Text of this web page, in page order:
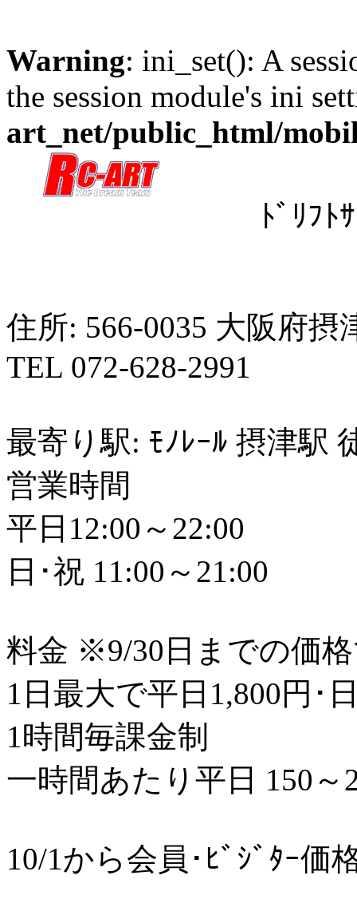
Warning: ini_set(): A
the session module's ini
art_net/public_html/
ﾄﾞﾘﾌﾄ
住所: 566-0035 大阪府摂
TEL 072-628-2991
最寄り駅: ﾓﾉﾚｰﾙ 摂津駅
営業時間
平日12:00～22:00
日･祝 11:00～21:00
料金 ※9/30日までの価
1日最大で平日1,800円･
1時間毎課金制
一時間あたり平日 150～
10/1から会員･ﾋﾞｼﾞﾀｰ価